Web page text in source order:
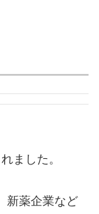
ました。
新薬企業など